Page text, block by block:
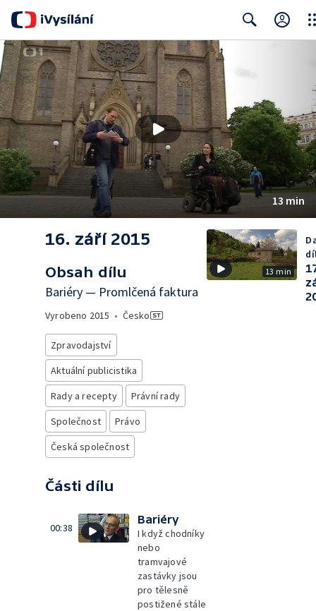
13 min
16. září 2015
Obsah dílu
Bariéry — Promlčená faktura
Vyrobeno 2015 • Česko
Zpravodajství
Aktuální publicistika
Rady a recepty
Právní rady
Společnost
Právo
Česká společnost
Části dílu
00:38
Bariéry
I když chodníky
nebo
tramvajové
zastávky jsou
pro tělesně
postižené stále
13 min